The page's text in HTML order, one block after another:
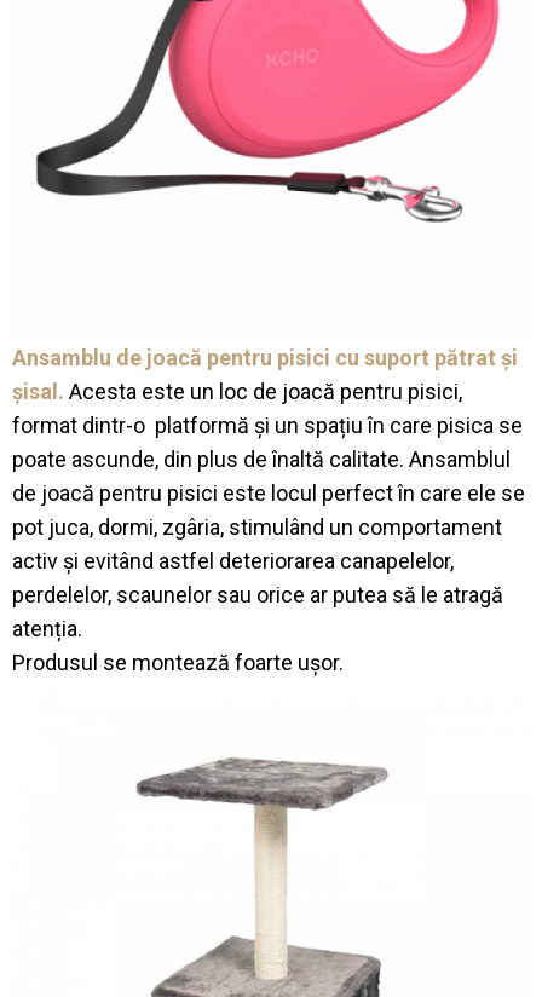
Ansamblu de joacă pentru pisici cu suport pătrat și
șisal. Acesta este un loc de joacă pentru pisici,
format dintr-o platformă și un spațiu în care pisica se
poate ascunde, din plus de înaltă calitate. Ansamblul
de joacă pentru pisici este locul perfect în care ele se
pot juca, dormi, zgâria, stimulând un comportament
activ și evitând astfel deteriorarea canapelelor,
perdelelor, scaunelor sau orice ar putea să le atragă
atenția.
Produsul se montează foarte ușor.